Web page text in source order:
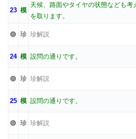
23 模
天候、路面やタイヤの状態なども考
を取ります。
🟢 珍 珍解説
24 模 設問の通りです。
🟢 珍 珍解説
25 模 設問の通りです。
🟢 珍 珍解説